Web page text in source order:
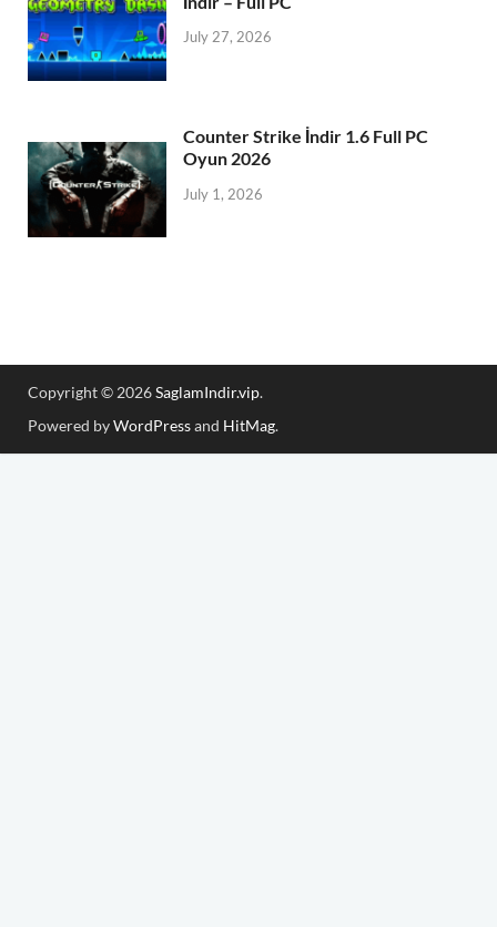
July 27, 2026
Counter Strike İndir 1.6 Full PC
Oyun 2026
July 1, 2026
Copyright © 2026SaglamIndir.vip.
Powered byWordPressand HitMag.